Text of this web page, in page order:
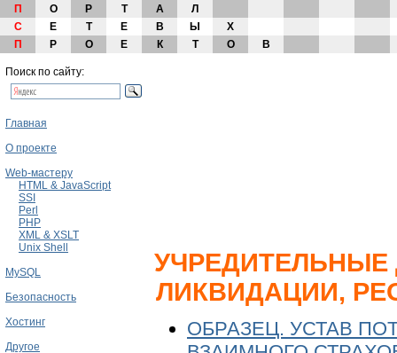
П О Р Т А
Л
С
Е Т Е В Ы
Х
П
Р О Е К Т О В
Поиск по сайту:
Главная
О проекте
Web-мастеру
HTML & JavaScript
SSI
Perl
PHP
XML & XSLT
Unix Shell
MySQL
Безопасность
Хостинг
Другое
ЛИКВИДАЦИИ,
ОБРАЗЕЦ. УСТАВ